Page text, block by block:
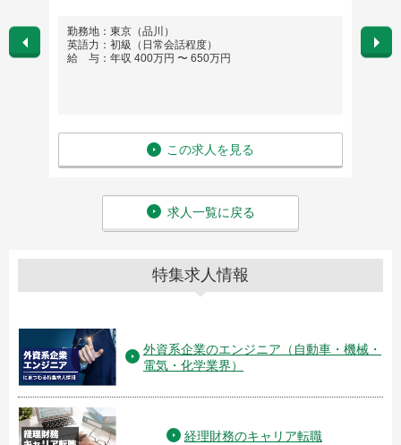
勤務地：東京（品川）
英語力：初級（日常会話程度）
給 与：年収 400万円 〜 650万円
この求人を見る
勤務
英語
給 与
求人一覧に戻る
特集求人情報
外資系企業のエンジニア（自動車・機械・
電気・化学業界）
経理財務のキャリア転職